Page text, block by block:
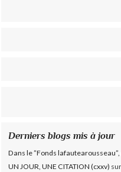
Derniers blogs mis à jour
Dans le ”Fonds
UN JOUR, UNE CITATION (cxxv)